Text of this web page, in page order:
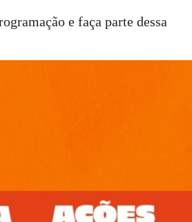
e faça parte dessa